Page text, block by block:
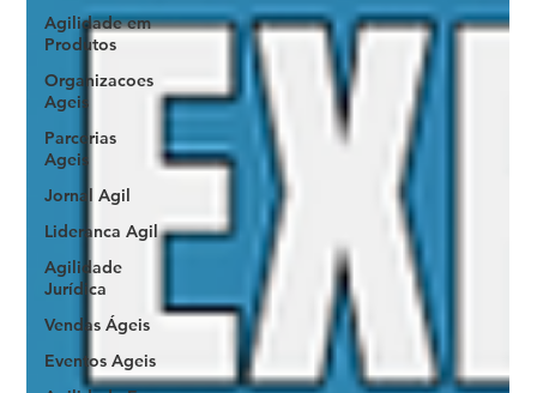
Agilidade em
Produtos
Organizacoes
Ageis
Parcerias
Ageis
Jornal Agil
Lideranca Agil
Agilidade
Jurídica
Vendas Ágeis
Eventos Ageis